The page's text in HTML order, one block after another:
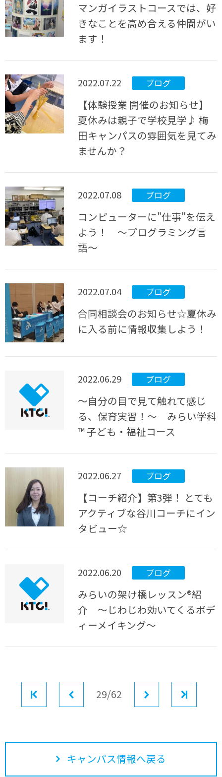
マンガイラストコースでは、好
きなことを高め合える仲間がい
ます！
2022.07.22 ブログ
【体験授業 開催のお知らせ】
夏休みは親子で学校見学♪ 梅
田キャンパスの雰囲気を見てみ
ませんか？
2022.07.08 ブログ
コンピューターに"仕事"を伝え
よう！ 〜プログラミング言
語〜
2022.07.04 ブログ
合同相談会のお知らせ☆夏休み
に入る前に情報収集しよう！
2022.06.29 ブログ
～自分の目で見て触れて感じ
る、保育実習！～ みらい学科
™ 子ども・福祉コース
2022.06.27 ブログ
【コーチ紹介】第3弾！ とても
アクティブな谷川コーチにイン
タビュー☆
2022.06.20 ブログ
みらいの架け橋レッスン®紹
介 ～じわじわ効いてくるボデ
ィーメイキング～
前へ29/62
キャンパス情報へ戻る